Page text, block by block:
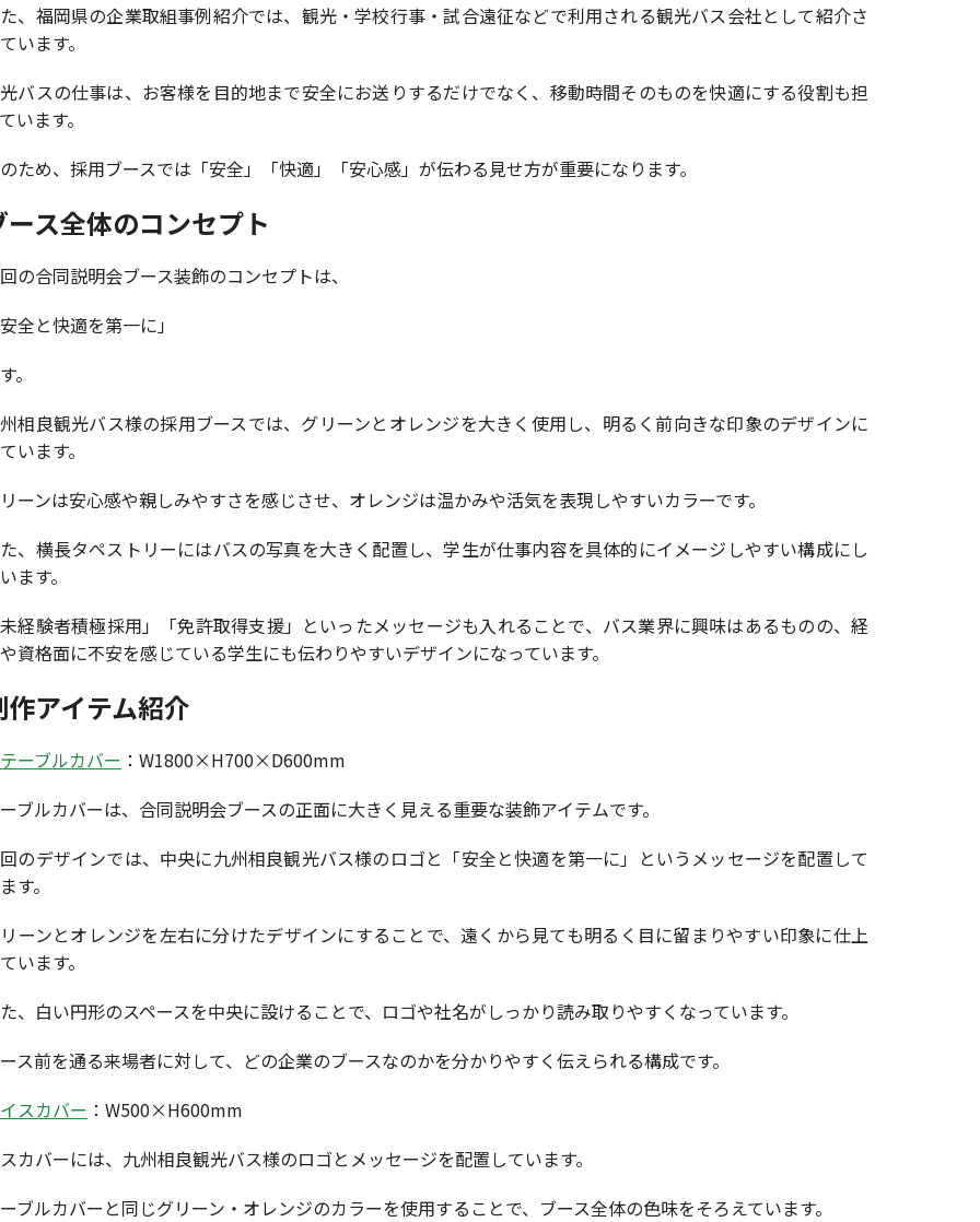
、福岡県の企業取組事例紹介では、観光・学校行事・試合遠征などで利用される観光バス会社として紹介さ
います。
バスの仕事は、お客様を目的地まで安全にお送りするだけでなく、移動時間そのものを快適にする役割も担
います。
ため、採用ブースでは「安全」「快適」「安心感」が伝わる見せ方が重要になります。
ース全体のコンセプト
の合同説明会ブース装飾のコンセプトは、
安全と快適を第一に」
。
相良観光バス様の採用ブースでは、グリーンとオレンジを大きく使用し、明るく前向きな印象のデザインに
います。
ーンは安心感や親しみやすさを感じさせ、オレンジは温かみや活気を表現しやすいカラーです。
、横長タペストリーにはバスの写真を大きく配置し、学生が仕事内容を具体的にイメージしやすい構成にし
ます。
未経験者積極採用」「免許取得支援」といったメッセージも入れることで、バス業界に興味はあるものの、経
資格面に不安を感じている学生にも伝わりやすいデザインになっています。
作アイテム紹介
テーブルカバー ：W1800×H700×D600mm
ブルカバーは、合同説明会ブースの正面に大きく見える重要な装飾アイテムです。
のデザインでは、中央に九州相良観光バス様のロゴと「安全と快適を第一に」というメッセージを配置して
す。
ーンとオレンジを左右に分けたデザインにすることで、遠くから見ても明るく目に留まりやすい印象に仕上
います。
、白い円形のスペースを中央に設けることで、ロゴや社名がしっかり読み取りやすくなっています。
ス前を通る来場者に対して、どの企業のブースなのかを分かりやすく伝えられる構成です。
イスカバー ：W500×H600mm
カバーには、九州相良観光バス様のロゴとメッセージを配置しています。
ブルカバーと同じグリーン・オレンジのカラーを使用することで、ブース全体の色味をそろえています。